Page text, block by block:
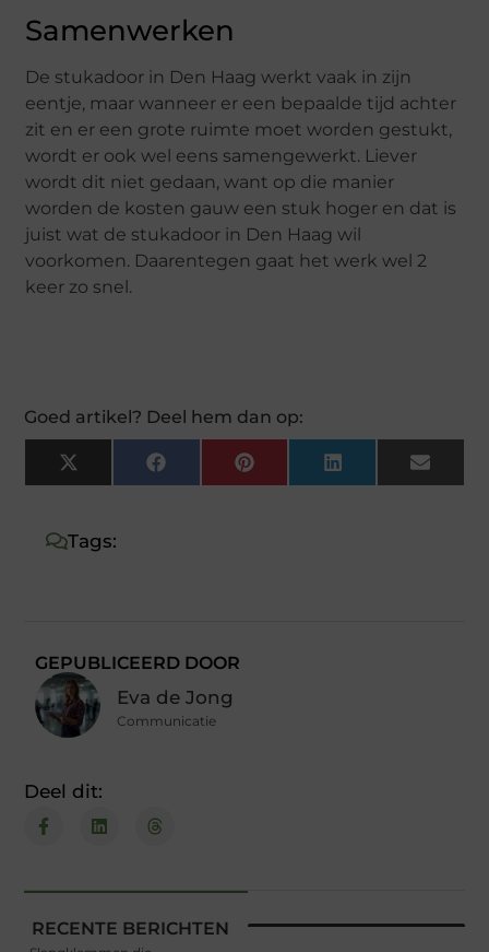
Samenwerken
De stukadoor in Den Haag werkt vaak in zijn
eentje, maar wanneer er een bepaalde tijd achter
zit en er een grote ruimte moet worden gestukt,
wordt er ook wel eens samengewerkt. Liever
wordt dit niet gedaan, want op die manier
worden de kosten gauw een stuk hoger en dat is
juist wat de stukadoor in Den Haag wil
voorkomen. Daarentegen gaat het werk wel 2
keer zo snel.
Goed artikel? Deel hem dan op:
X
(Twitter)
FacebookPinterestLinkedInEmail
Tags:
GEPUBLICEERD DOOR
Eva de Jong
Communicatie
Deel dit:
RECENTE BERICHTEN